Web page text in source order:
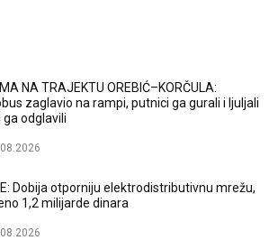
NA TRAJEKTU OREBIĆ–KORČULA:
zaglavio na rampi, putnici ga gurali i ljuljali
ga odglavili
Dobija otporniju elektrodistributivnu mrežu,
1,2 milijarde dinara